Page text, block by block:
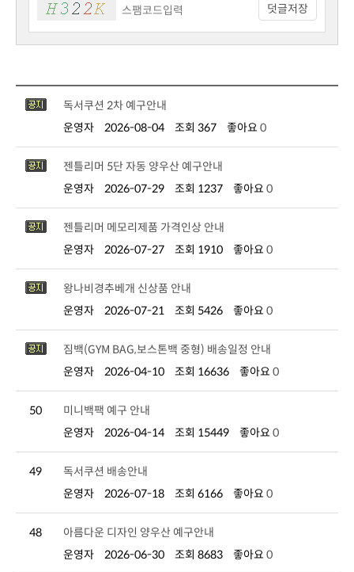
덧글저장
독서쿠션 2차 예구안내
운영자
2026-08-04 조회 367 좋아요 0
젠틀리머 5단 자동 양우산 예구안내
운영자
2026-07-29 조회 1237 좋아요 0
젠틀리머 메모리제품 가격인상 안내
운영자
2026-07-27 조회 1910 좋아요 0
왕나비경추베개 신상품 안내
운영자
2026-07-21 조회 5426 좋아요 0
짐백(GYM BAG,보스톤백 중형) 배송일정 안내
운영자
2026-04-10 조회 16636 좋아요 0
50
미니백팩 예구 안내
운영자
2026-04-14 조회 15449 좋아요 0
49
독서쿠션 배송안내
운영자
2026-07-18 조회 6166 좋아요 0
48
아름다운 디자인 양우산 예구안내
운영자
2026-06-30 조회 8683 좋아요 0